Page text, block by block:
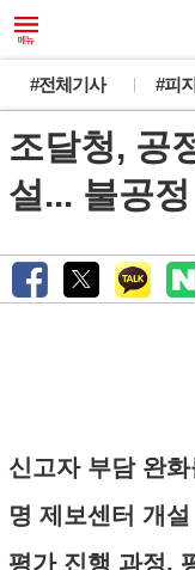
#전체기사 #피
조달청, 공
설... 불공
신고자 부담 완
명 제보센터 개설
평가 진행 과정,